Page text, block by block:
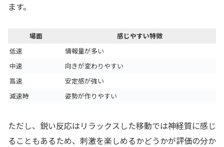
ます。
場面
感じやすい特徴
低速
情報量が多い
中速
向きが変わりやすい
高速
安定感が強い
減速時
姿勢が作りやすい
ただし、鋭い反応はリラックスした移動では神経質に感じ
ることもあるため、刺激を楽しめるかどうかが評価の分か